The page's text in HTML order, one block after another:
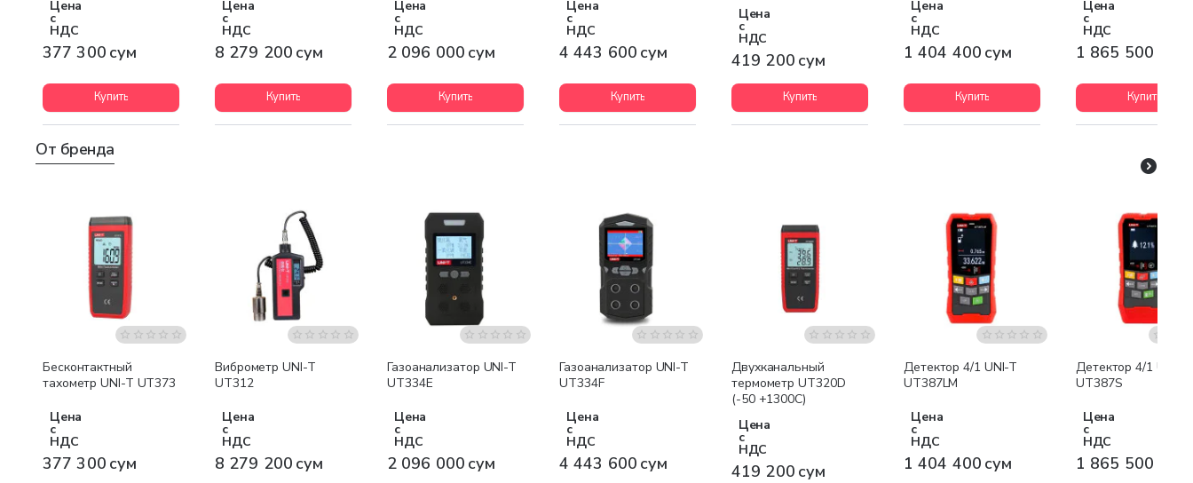
Цена
с
НДС
377 300 сум
Купить
Цена
с
НДС
8 279 200 сум
Купить
Цена
с
НДС
2 096 000 сум
Купить
Цена
с
НДС
4 443 600 сум
Купить
Цена
с
НДС
419 200 сум
Купить
Цена
с
НДС
1 404 400 сум
Купить
Цена
с
НДС
1 865 500 сум
Купить
От бренда
Бесконтактный
тахометр UNI-T UT373
Цена
с
НДС
377 300 сум
Бесплатная доставка
Виброметр UNI-T
UT312
Цена
с
НДС
8 279 200 сум
Бесплатная доставка
Газоанализатор UNI-T
UT334E
Цена
с
НДС
2 096 000 сум
Бесплатная доставка
Газоанализатор UNI-T
UT334F
Цена
с
НДС
4 443 600 сум
Двухканальный
термометр UT320D
(-50 +1300C)
Цена
с
НДС
419 200 сум
Бесплатная доставка
Детектор 4/1 UNI-T
UT387LM
Цена
с
НДС
1 404 400 сум
Бесплатная доставка
Детектор 4/1 UNI-T
UT387S
Цена
с
НДС
1 865 500 сум